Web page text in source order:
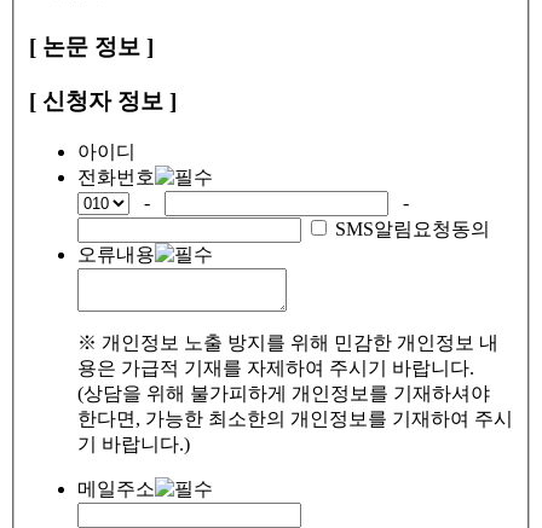
[ 논문 정보 ]
[ 신청자 정보 ]
아이디
전화번호
-
-
SMS알림요청동의
오류내용
※ 개인정보 노출 방지를 위해 민감한 개인정보 내
용은 가급적 기재를 자제하여 주시기 바랍니다.
(상담을 위해 불가피하게 개인정보를 기재하셔야
한다면, 가능한 최소한의 개인정보를 기재하여 주시
기 바랍니다.)
메일주소